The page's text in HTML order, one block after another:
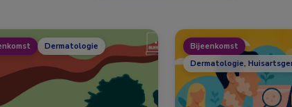
Dermatologie
Bijeenkomst
Dermatologie,